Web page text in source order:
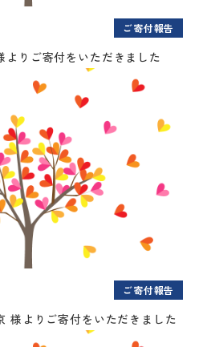
ご寄付報告
よりご寄付をいただきました
ご寄付報告
様よりご寄付をいただきました